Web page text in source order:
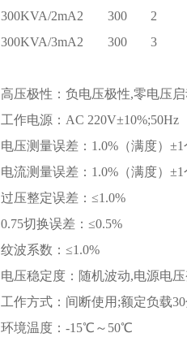
300KVA/2mA2 300 2
300KVA/3mA2 300 3
高压极性：负电压极性,零电压启
工作电源：AC 220V±10%;50Hz
电压测量误差：1.0%（满度）
电流测量误差：1.0%（满度）
过压整定误差：≤1.0%
0.75切换误差：≤0.5%
纹波系数：≤1.0%
电压稳定度：随机波动,电源电
工作方式：间断使用;额定负载
环境温度：-15℃～50℃